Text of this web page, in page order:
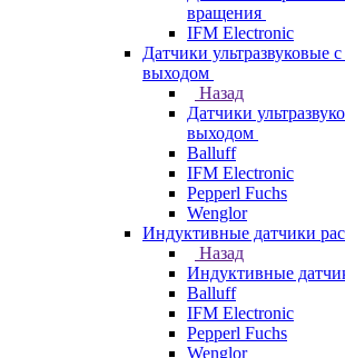
вращения
IFM Electronic
Датчики ультразвуковые
выходом
Назад
Датчики
выходом
Balluff
IFM Electronic
Pepperl Fuchs
Wenglor
Индуктивные датчики
Назад
Индуктивные
Balluff
IFM Electronic
Pepperl Fuchs
Wenglor